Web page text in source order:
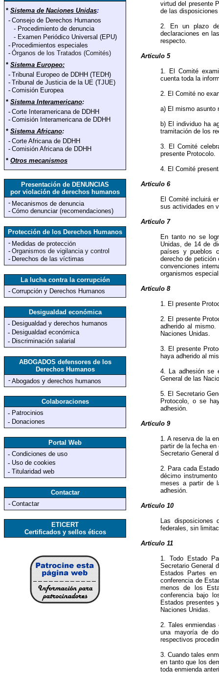
* Sistema de Naciones Unidas:
- Consejo de Derechos Humanos
- Procedimiento de denuncia
- Examen Periódico Universal (EPU)
- Procedimientos especiales
- Órganos de los Tratados (Comités)
* Sistema Europeo:
- Tribunal Europeo de DDHH (TEDH)
- Tribunal de Justicia de la UE (TJUE)
- Comisión Europea
* Sistema Interamericano:
- Corte Interamericana de DDHH
- Comisión Interamericana de DDHH
* Sistema Africano:
- Corte Africana de DDHH
- Comisión Africana de DDHH
* Otros mecanismos
Presentación de DENUNCIAS
por violación de derechos humanos
- Mecanismos de denuncia
- Cómo denunciar (recomendaciones)
Protección de los Derechos Humanos
- Medidas de protección
- Organismos de vigilancia y control
- Derechos de las víctimas
La lucha contra la corrupción
- Corrupción y Derechos Humanos
Desigualdad económica
- Desigualdad y derechos humanos
- Desigualdad económica
- Discriminación salarial
ABOGADOS defensores de los
Derechos Humanos
- Abogados y derechos humanos
Colaboraciones
- Patrocinios
- Donaciones
Portal Web
- Condiciones de uso
- Uso de cookies
- Titularidad web
Contactar
- Contactar
ETICERT
Certificados y sellos éticos
virtud del presente
de las
2. En un plazo
declaraciones en
respecto.
Artículo 5
1. El Comité
cuenta toda la
2. El Comité no
a) El mismo asunto
b) El individuo ha
tramitación de los
3. El Comité
presente Protocolo.
4. El Comité
Artículo 6
El Comité incluirá
sus actividades en
Artículo 7
En tanto no se
Unidas, de 14 de
países y pueblos
derecho de
convenciones
organismos
Artículo 8
1. El presente
2. El presente
adherido al
Naciones Unidas.
3. El presente
haya adherido al
4. La adhesión se
General de las
5. El Secretario
Protocolo, o se
adhesión.
Artículo 9
1. A reserva de la
partir de la fecha
Secretario General
2. Para cada
décimo
meses a partir de
adhesión.
Artículo 10
Las disposiciones
federales, sin
Artículo 11
1. Todo Estado
Secretario General
Estados Partes
conferencia de
menos de los
conferencia bajo
Estados presentes
Naciones Unidas.
2. Tales enmiendas
una mayoría de
respectivos
3. Cuando tales
en tanto que los
toda enmienda